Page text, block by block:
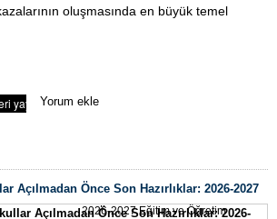
oluşmasında en büyük temel
Seo Uzmanı
Yorum ekle
Açılmadan Önce Son Hazırlıklar: 2026-2027
Masası Toplandı2026-2027 Eğitim ve Öğretim